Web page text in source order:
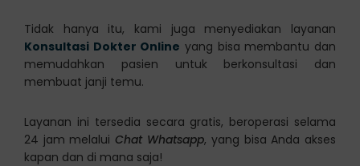
Tidak hanya itu, kami juga menyediakan layanan
Konsultasi Dokter Online yang bisa membantu dan
memudahkan pasien untuk berkonsultasi dan
membuat janji temu.
Layanan ini tersedia secara gratis, beroperasi selama
24 jam melaluiChat Whatsapp, yang bisa Anda akses
kapan dan di mana saja!